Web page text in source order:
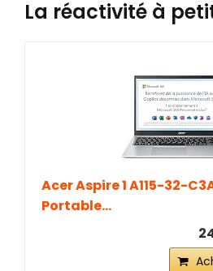
La réactivité à
Acer Aspire 1 A115-32-
Portable...